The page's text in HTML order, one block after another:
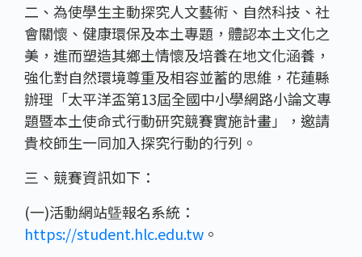
二、為使學生主動探究人文藝術、自然科技、社
會關懷、健康環保及本土專題，體認本土文化之
美，進而塑造其鄉土情懷及培養在地文化涵養，
強化對自然環境尊重及相容並蓄的思維，花蓮縣
辦理「太平洋盃第13屆全國中小學網路小論文專
題暨本土使命式行動研究競賽實施計畫」，邀請
貴校師生一同加入探究行動的行列。
三、競賽資訊如下：
(一)活動網站曁報名系統：
https://student.hlc.edu.tw 。